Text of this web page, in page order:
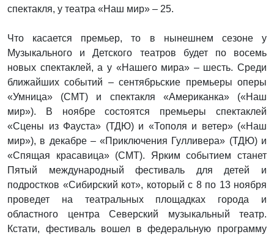
спектакля, у театра «Наш мир» – 25.
Что касается премьер, то в нынешнем сезоне у
Музыкального и Детского театров будет по восемь
новых спектаклей, а у «Нашего мира» – шесть. Среди
ближайших событий – сентябрьские премьеры оперы
«Умница» (СМТ) и спектакля «Американка» («Наш
мир»). В ноябре состоятся премьеры спектаклей
«Сцены из Фауста» (ТДЮ) и «Тополя и ветер» («Наш
мир»), в декабре – «Приключения Гулливера» (ТДЮ) и
«Спящая красавица» (СМТ). Ярким событием станет
Пятый международный фестиваль для детей и
подростков «Сибирский кот», который с 8 по 13 ноября
проведет на театральных площадках города и
областного центра Северский музыкальный театр.
Кстати, фестиваль вошел в федеральную программу